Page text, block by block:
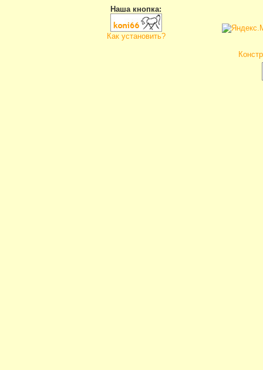
Наша кнопка:
Как установить?